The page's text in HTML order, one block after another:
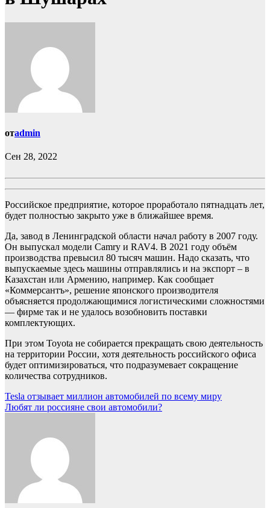
отadmin
Сен 28, 2022
Российское предприятие, которое проработало пятнадцать лет,
будет полностью закрыто уже в ближайшее время.
Да, завод в Ленинградской области начал работу в 2007 году.
Он выпускал модели Camry и RAV4. В 2021 году объём
производства превысил 80 тысяч машин. Надо сказать, что
выпускаемые здесь машины отправлялись и на экспорт – в
Казахстан или Армению, например. Как сообщает
«Коммерсантъ», решение японского производителя
объясняется продолжающимися логистическими сложностями
— фирме так и не удалось возобновить поставки
комплектующих.
При этом Toyota не собирается прекращать свою деятельность
на территории России, хотя деятельность российского офиса
будет оптимизироваться, что подразумевает сокращение
количества сотрудников.
Навигация
по
Tesla отзывает миллион автомобилей по всему миру
Любят ли россияне свои автомобили?